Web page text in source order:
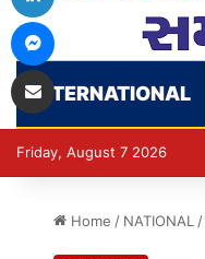
INTERNATIONAL
Friday, August 7 2026
Home / NATIONAL /